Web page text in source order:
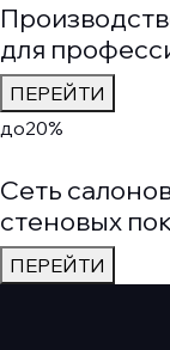
для
ПЕРЕЙТИ
до20%
Сеть
стеновых
ПЕРЕЙТИ